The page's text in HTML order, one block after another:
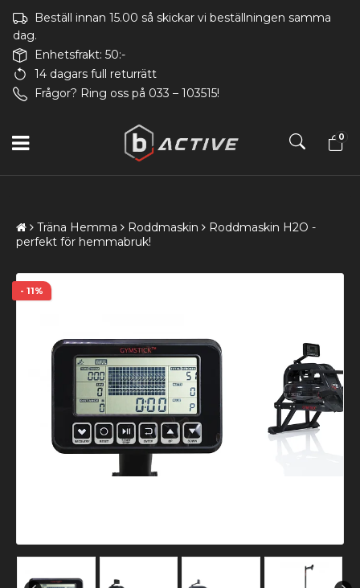
Beställ innan 15.00 så skickar vi beställningen samma
dag.
Enhetsfrakt: 50:-
14 dagars full returrätt
Frågor? Ring oss på 033 – 103515!
0
Träna Hemma Roddmaskin
Roddmaskin H2O -
perfekt för hemmabruk!
- 11%